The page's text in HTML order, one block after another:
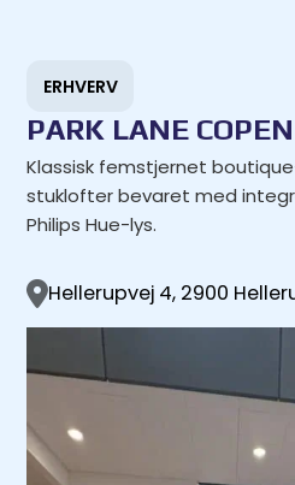
ERHVERV
PARK LANE
Klassisk femstjernet
stuklofter bevaret med
Philips Hue-lys.
Hellerupvej 4, 2900